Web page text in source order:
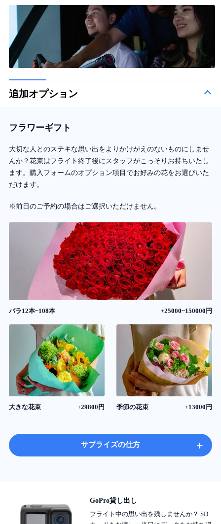
追加オプション
フラワーギフト
大切な人とのステキな思い出をよりかけがえのないものにしませ
んか？花束はフライト終了後にスタッフがこっそりお持ちいたし
ます。購入フォームのオプション項目でお好みの花をお選びいた
だけます。
※前日のご予約の場合はご選択いただけません。
バラ12本~108本 +25000~150000円
大きな花束 +29800円 季節の花束 +13000円
サプライズの仕方 +
GoPro貸し出し
フライト中の思い出を残しませんか？ SD